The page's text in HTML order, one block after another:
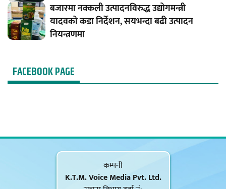
बजारमा नक्कली उत्पादनविरुद्ध उद्योगमन्त्री
यादवको कडा निर्देशन, सयभन्दा बढी उत्पादन
नियन्त्रणमा
FACEBOOK PAGE
कम्पनी
K.T.M. Voice Media Pvt. Ltd.